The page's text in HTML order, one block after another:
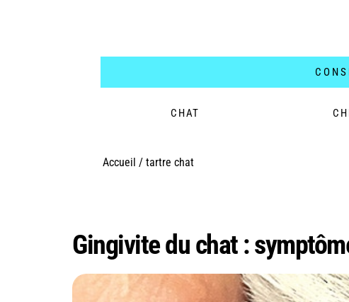
CHAT
Accueil / tartre chat
Gingivite du chat :